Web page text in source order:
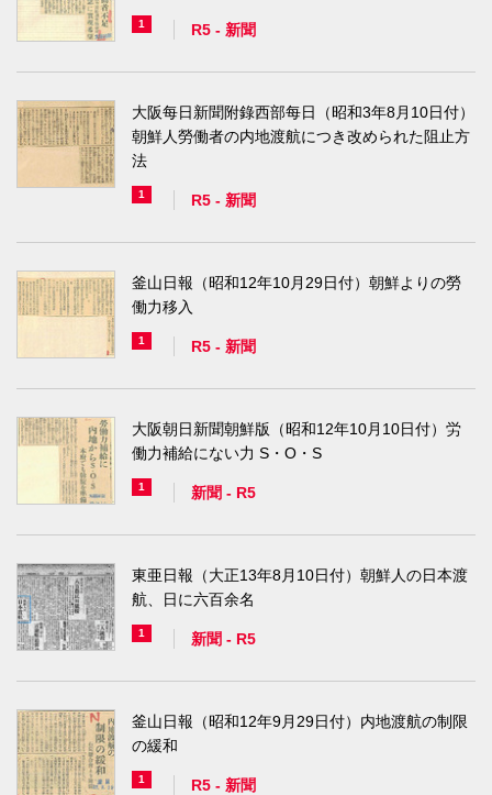
1 R5 - 新聞
大阪每日新聞附錄西部每日（昭和3年8月10日付）
朝鮮人勞働者の内地渡航につき改められた阻止方
法
1 R5 - 新聞
釜山日報（昭和12年10月29日付）朝鮮よりの勞
働力移入
1 R5 - 新聞
大阪朝日新聞朝鮮版（昭和12年10月10日付）労
働力補給にない力 S・O・S
1 新聞 - R5
東亜日報（大正13年8月10日付）朝鮮人の日本渡
航、日に六百余名
1 新聞 - R5
釜山日報（昭和12年9月29日付）内地渡航の制限
の緩和
1 R5 - 新聞